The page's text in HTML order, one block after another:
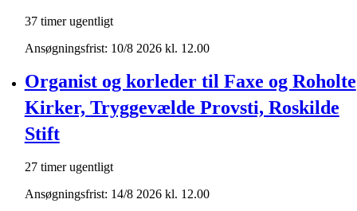
37 timer ugentligt
Ansøgningsfrist: 10/8 2026 kl. 12.00
Organist og korleder til Faxe og Roholte
Kirker, Tryggevælde Provsti, Roskilde
Stift
27 timer ugentligt
Ansøgningsfrist: 14/8 2026 kl. 12.00